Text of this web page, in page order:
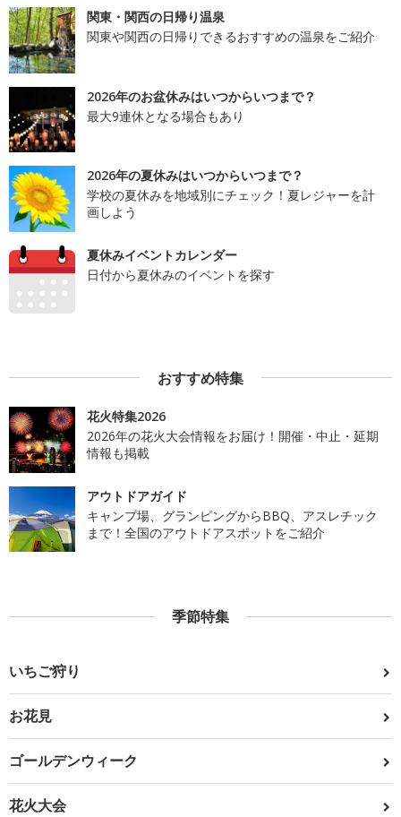
関東・関西の日帰り温泉
関東や関西の日帰りできるおすすめの温泉をご紹介
2026年のお盆休みはいつからいつまで？
最大9連休となる場合もあり
2026年の夏休みはいつからいつまで？
学校の夏休みを地域別にチェック！夏レジャーを計
画しよう
夏休みイベントカレンダー
日付から夏休みのイベントを探す
おすすめ特集
花火特集2026
2026年の花火大会情報をお届け！開催・中止・延期
情報も掲載
アウトドアガイド
キャンプ場、グランピングからBBQ、アスレチック
まで！全国のアウトドアスポットをご紹介
季節特集
いちご狩り
お花見
ゴールデンウィーク
花火大会